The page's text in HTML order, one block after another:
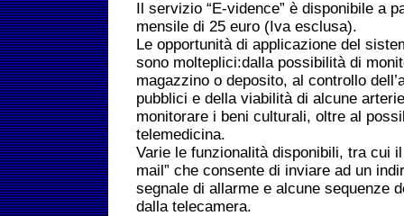
Il servizio “E-vidence” è disponibile a
mensile di 25 euro (Iva esclusa).
Le opportunità di applicazione del
sono molteplici:dalla possibilità di
magazzino o deposito, al controllo
pubblici e della viabilità di alcune
monitorare i beni culturali, oltre al
telemedicina.
Varie le funzionalità disponibili, tra cui
mail” che consente di inviare ad un
segnale di allarme e alcune sequenze
dalla telecamera.